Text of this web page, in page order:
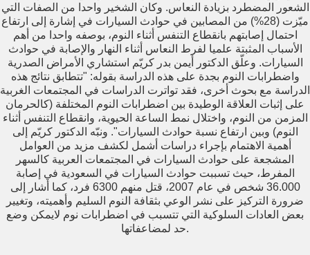
الشعور المضطرد بزيادة النعاس. وكان الشخير واحدا من الصفات التي
ميّزت (28%) من المصابين في حوادث السيارات في إشارة إلى ارتفاع
احتمال إصابتهم بانقطاع التنفس أثناء النوم، بوصفه واحدا من أهم
الأسباب المثبتة علميا لفرط النعاس أثناء النهار والإصابة في حوادث
السيارات. وعلّق الدكتور أيمن بدر كريّم استشاري الأمراض الصدرية
واضطرابات النوم بجدة على هذه الدراسة بقوله: "تتطابق نتائج هذه
الدراسة مع بحوث أخرى، فقد تواترت الدراسات في المجتمعات الغربية
على إثبات العلاقة الوطيدة بين اضطرابات النوم المختلفة (كالحرمان
المزمن من النوم، واختلال نمط الساعة الحيوية، وانقطاع التنفس أثناء
النوم) وبين ارتفاع نسبة حوادث السيارات". ونبّه الدكتور كريّم إلى
أهمية الاهتمام بإجراء دراسات أشمل لكشف مزيد من العوامل
المشجعة على حوادث السيارات في المجتمعات العربية كالسهر
المفرط، حيث تسببت حوادث السيارات في السعودية في إصابة
36.000 شخص في عام 2007، قتل منهم 6300 فرد، كما أشار إلى
ضرورة التركيز على نشر الوعي بثقافة النوم السليم وأهميته، وتغيير
بعض العادات السلوكية التي تتسبب في اضطرابات نوم لايمكن وضع
حد لمضاعفاتها.